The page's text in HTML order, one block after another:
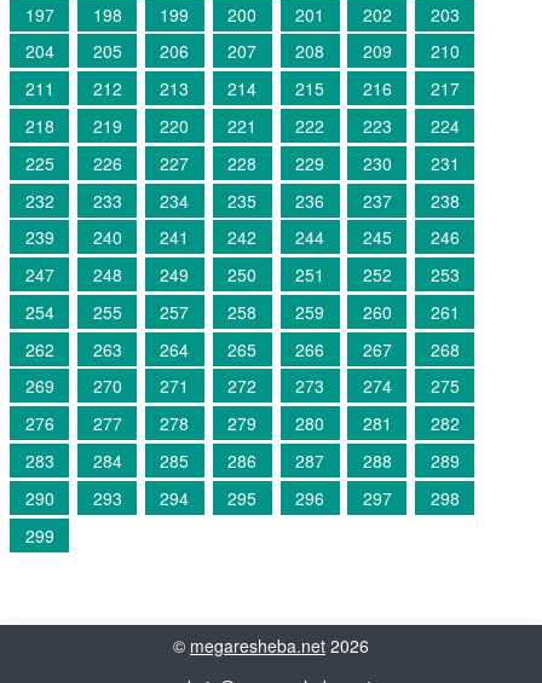
197
198 199 200 201 202
203
204
205 206 207 208 209
210
211
212 213 214 215 216
217
218
219 220 221 222 223
224
225
226 227 228 229 230
231
232
233 234 235 236 237
238
239
240 241 242 244 245
246
247
248 249 250 251 252
253
254
255 257 258 259 260
261
262
263 264 265 266 267
268
269
270 271 272 273 274
275
276
277 278 279 280 281
282
283
284 285 286 287 288
289
290
293 294 295 296 297
298
299
© megaresheba.net 2026